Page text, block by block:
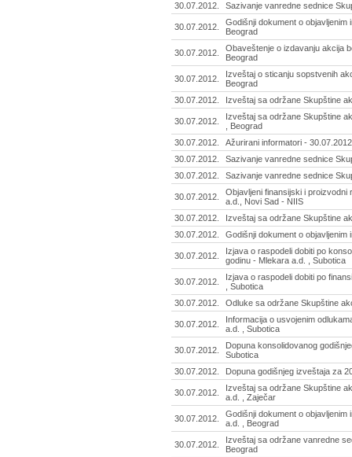
30.07.2012.
Sazivanje vanredne sednice
30.07.2012.
Godišnji dokument o
Beograd
30.07.2012.
Obaveštenje o izdavanju akcija
Beograd
30.07.2012.
Izveštaj o sticanju sopstvenih
Beograd
30.07.2012.
Izveštaj sa održane Skupštine
30.07.2012.
Izveštaj sa održane Skupštine
, Beograd
30.07.2012.
Ažurirani informatori - 30.07.2012
30.07.2012.
Sazivanje vanredne sednice
30.07.2012.
Sazivanje vanredne sednice
30.07.2012.
Objavljeni finansijski i proizvodni
a.d., Novi Sad - NIIS
30.07.2012.
Izveštaj sa održane Skupštine
30.07.2012.
Godišnji dokument o objavljenim
30.07.2012.
Izjava o raspodeli dobiti po
godinu - Mlekara a.d. , Subotica
30.07.2012.
Izjava o raspodeli dobiti po
, Subotica
30.07.2012.
Odluke sa održane Skupštine
30.07.2012.
Informacija o usvojenim
a.d. , Subotica
30.07.2012.
Dopuna konsolidovanog
Subotica
30.07.2012.
Dopuna godišnjeg izveštaja za
30.07.2012.
Izveštaj sa održane Skupštine
a.d. , Zaječar
30.07.2012.
Godišnji dokument o
a.d. , Beograd
30.07.2012.
Izveštaj sa održane vanredne
Beograd